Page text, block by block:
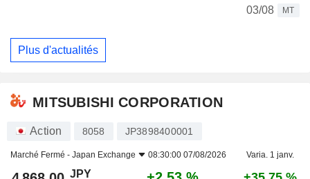
03/08
MT
Plus d'actualités
MITSUBISHI CORPORATION
Action 8058 JP3898400001
Marché Fermé - Japan Exchange 08:30:00 07/08/2026 Varia. 1 janv.
JPY